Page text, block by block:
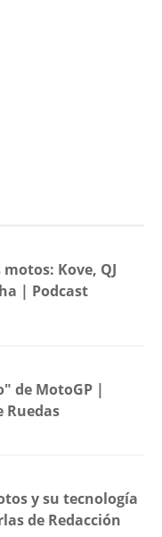
Kove, QJ
| Podcast
de MotoGP |
Ruedas
y su tecnología
de Redacción